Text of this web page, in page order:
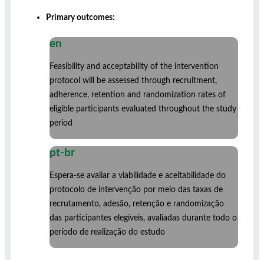
Primary outcomes:
en
Feasibility and acceptability of the intervention
protocol will be assessed through recruitment,
adherence, retention and randomization rates of
eligible participants evaluated throughout the study
period
pt-br
Espera-se avaliar a viabilidade e aceitabilidade do
protocolo de intervenção por meio das taxas de
recrutamento, adesão, retenção e randomização
das participantes elegíveis, avaliadas durante todo o
período de realização do estudo